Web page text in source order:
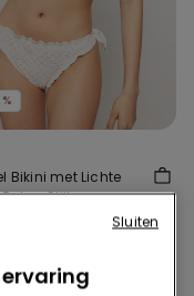
Bikini met Lichte
Stijl
Sluiten